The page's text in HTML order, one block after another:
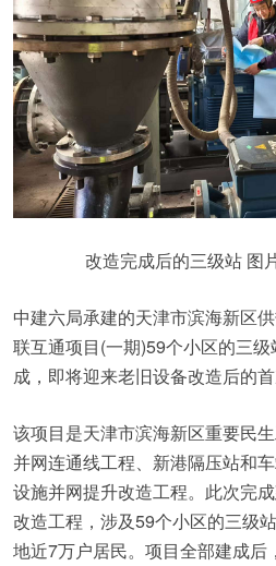
改造完成后的三级站 图
中建六局承建的天津市滨海新区
联互通项目(一期)59个小区的三
成，即将迎来老旧设备改造后的首
该项目是天津市滨海新区重要民
并网连通线工程、新港隔压站和
设施并网提升改造工程。此次完
改造工程，涉及59个小区的三级
地近7万户居民。项目全部建成后